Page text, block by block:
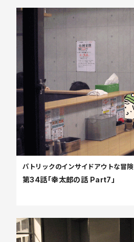
第34話「幸太郎の話 Part7」
パトリックのインサイドアウトな冒険